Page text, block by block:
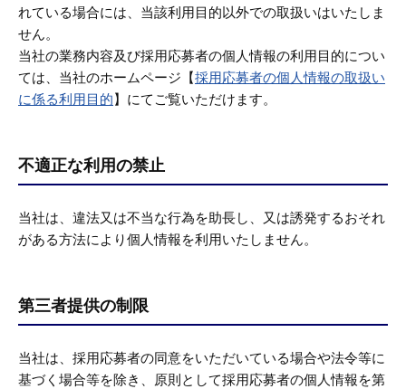
れている場合には、当該利用目的以外での取扱いはいたしま
せん。
当社の業務内容及び採用応募者の個人情報の利用目的につい
ては、当社のホームページ【採用応募者の個人情報の取扱い
に係る利用目的】にてご覧いただけます。
不適正な利用の禁止
当社は、違法又は不当な行為を助長し、又は誘発するおそれ
がある方法により個人情報を利用いたしません。
第三者提供の制限
当社は、採用応募者の同意をいただいている場合や法令等に
基づく場合等を除き、原則として採用応募者の個人情報を第